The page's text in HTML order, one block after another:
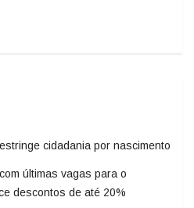
cidadania por nascimento
últimas vagas para o
descontos de até 20%